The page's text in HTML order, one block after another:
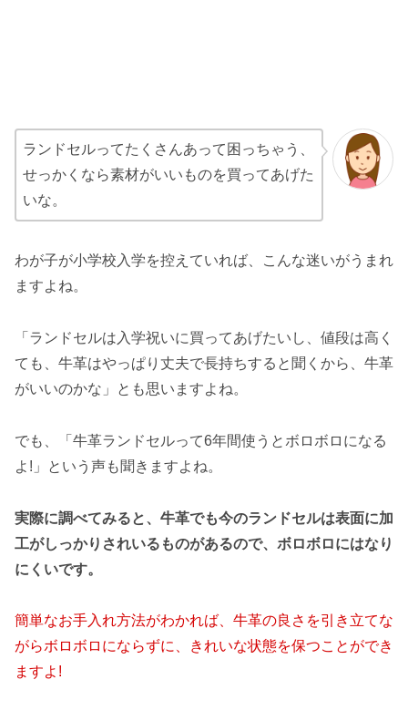
ランドセルってたくさんあって困っちゃう、
せっかくなら素材がいいものを買ってあげた
いな。
わが子が小学校入学を控えていれば、こんな迷いがうまれ
ますよね。
「ランドセルは入学祝いに買ってあげたいし、値段は高く
ても、牛革はやっぱり丈夫で長持ちすると聞くから、牛革
がいいのかな」とも思いますよね。
でも、「牛革ランドセルって6年間使うとボロボロになる
よ!」という声も聞きますよね。
実際に調べてみると、牛革でも今のランドセルは表面に加
工がしっかりされいるものがあるので、ボロボロにはなり
にくいです。
簡単なお手入れ方法がわかれば、牛革の良さを引き立てな
がらボロボロにならずに、きれいな状態を保つことができ
ますよ!